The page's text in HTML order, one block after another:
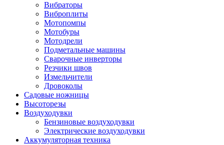
Вибраторы
Виброплиты
Мотопомпы
Мотобуры
Мотодрели
Подметальные машины
Сварочные инверторы
Резчики швов
Измельчители
Дровоколы
Садовые ножницы
Высоторезы
Воздуходувки
Бензиновые воздуходувки
Электрические воздуходувки
Аккумуляторная техника